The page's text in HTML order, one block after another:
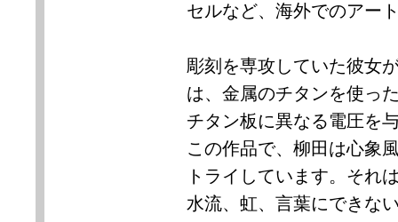
セルなど、海外でのアー
彫刻を専攻していた彼女
は、金属のチタンを使っ
チタン板に異なる電圧を
この作品で、柳田は心象
トライしています。それ
水流、虹、言葉にできな